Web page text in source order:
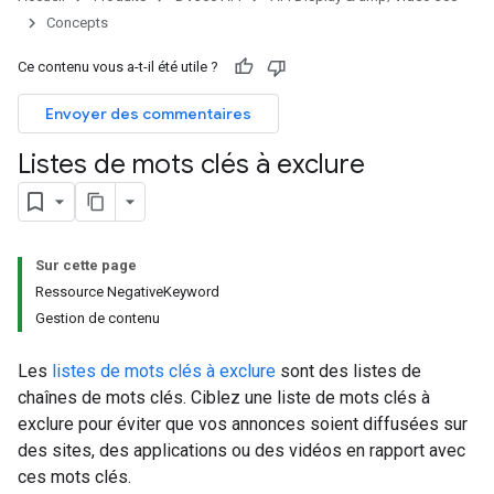
Concepts
Ce contenu vous a-t-il été utile ?
Envoyer des commentaires
Listes de mots clés à exclure
Sur cette page
Ressource NegativeKeyword
Gestion de contenu
Les listes de mots clés à exclure sont des listes de
chaînes de mots clés. Ciblez une liste de mots clés à
exclure pour éviter que vos annonces soient diffusées sur
des sites, des applications ou des vidéos en rapport avec
ces mots clés.